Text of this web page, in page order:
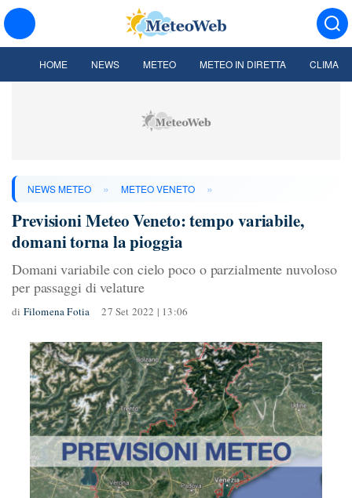
HOME NEWS METEO METEO IN DIRETTA CLIMA
NEWS METEO » METEO VENETO »
Previsioni Meteo Veneto: tempo variabile,
domani torna la pioggia
Domani variabile con cielo poco o parzialmente nuvoloso
per passaggi di velature
di Filomena Fotia 27 Set 2022 | 13:06